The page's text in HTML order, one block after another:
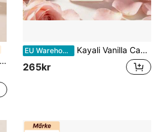
EU Warehouse Kayali Vanilla Candy Rock Sugar 42 Eau De Parfum 100ml – En söt, gourmand doft med noter av vanilj och rock socker; En lättillgänglig lyxdoft för en ungdomlig, feminin vibe – perfekt för vardagsbruk och dejter med långvarig hållbarhet.
265kr